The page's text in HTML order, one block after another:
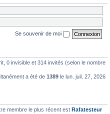
Se souvenir de moi
0 invisible et 314 invités (selon le nombre
a été de 1389 le lun. juil. 27, 2026
membre le plus récent est Rafatesteur